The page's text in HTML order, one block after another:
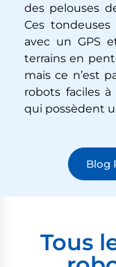
des pelouses
Ces
avec un GPS
terrains en
mais ce n’est
robots faciles
qui possèdent
Blog
Tous